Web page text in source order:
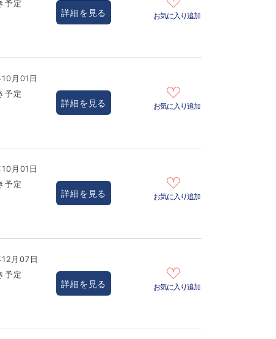
予定
詳細を見る お気に入り追加
月01日
予定
詳細を見る お気に入り追加
月01日
予定
詳細を見る お気に入り追加
月07日
予定
詳細を見る お気に入り追加